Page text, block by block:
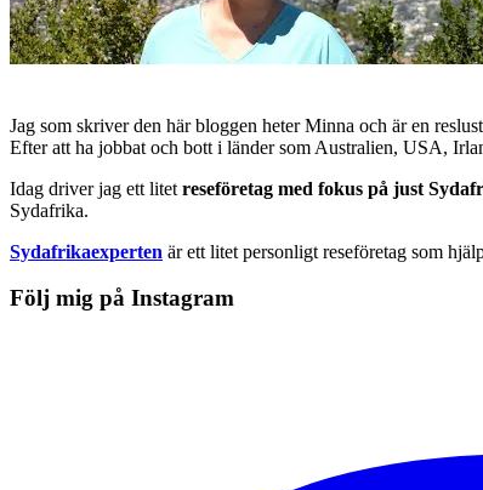
Jag som skriver den här bloggen heter Minna och är en
Efter att ha jobbat och bott i länder som Australien, USA,
Idag driver jag ett litet reseföretag med fokus på just
Sydafrika.
Sydafrikaexperten är ett litet personligt reseföretag som
Följ mig på Instagram